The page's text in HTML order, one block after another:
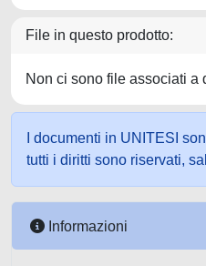
File in questo prodotto:
Non ci sono file associati a
I documenti in UNITESI
tutti i diritti sono riservati,
Informazioni